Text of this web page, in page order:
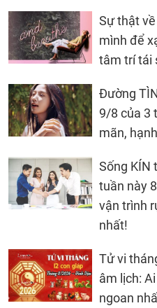
Sự thật
mình để
tâm trí tái
Đường
9/8 của 3
mãn,
Sống KÍN
tuần này
vận trình
nhất!
Tử vi
âm lịch:
ngoan